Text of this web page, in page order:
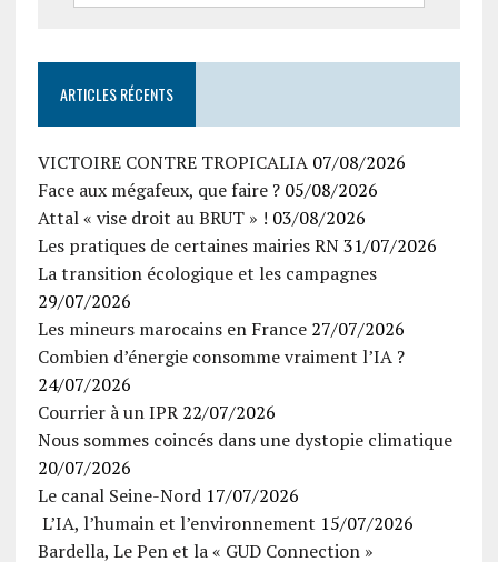
ARTICLES RÉCENTS
VICTOIRE CONTRE TROPICALIA 07/08/2026
Face aux mégafeux, que faire ? 05/08/2026
Attal « vise droit au BRUT » ! 03/08/2026
Les pratiques de certaines mairies RN 31/07/2026
La transition écologique et les campagnes
29/07/2026
Les mineurs marocains en France 27/07/2026
Combien d’énergie consomme vraiment l’IA ?
24/07/2026
Courrier à un IPR 22/07/2026
Nous sommes coincés dans une dystopie climatique
20/07/2026
Le canal Seine-Nord 17/07/2026
L’IA, l’humain et l’environnement 15/07/2026
Bardella, Le Pen et la « GUD Connection »